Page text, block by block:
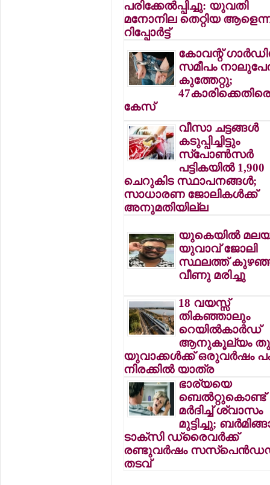
പരിക്കേല്‍പ്പിച്ചു: യുവതി
മനോനില തെറ്റിയ
റിപ്പോര്‍ട്ട്
കോവന്റ്
സമീപം
കുത്തേറ്റു;
കേസ്
വീസാ ചട്ടങ്ങള്‍
കടുപ്പിച്ചിട്ടും
സ്‌പോണ്‍സര്‍
പട്ടികയില്‍ 1,900
ചെറുകിട സ്ഥാപനങ്ങള്‍;
സാധാരണ ജോലികള്‍ക്ക്
അനുമതിയില്ല
യുകെയില്‍
യുവാവ് ജോലി
സ്ഥലത്ത്
വീണു മരിച്ചു
18 വയസ്സ്
തികഞ്ഞാലും
റെയില്‍കാര്‍ഡ്
ആനുകൂല്യം
യുവാക്കള്‍ക്ക് ഒരുവര്‍ഷം
നിരക്കില്‍ യാത്ര
ഭാര്യയെ
ബെല്‍റ്റുകൊണ്ട്
മര്‍ദിച്ച് ശ്വാസം
മുട്ടിച്ചു;
ടാക്‌സി ഡ്രൈവര്‍ക്ക്
രണ്ടുവര്‍ഷം
തടവ്